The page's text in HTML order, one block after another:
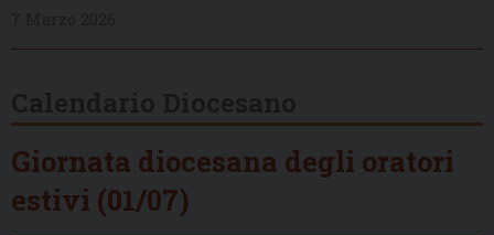
Giornata diocesana degli oratori
estivi (01/07)